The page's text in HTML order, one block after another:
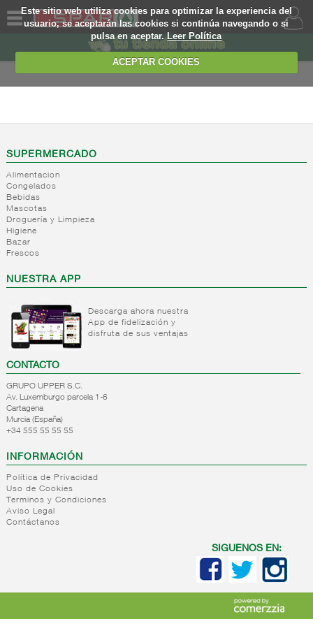
Este sitio web utiliza cookies para optimizar la experiencia del
usuario, se aceptarán las cookies si continúa navegando o si
pulsa en aceptar.Leer Política
ACEPTAR COOKIES
SOMOS
WEB
EJEMPLO
lacteos
(ambiente)
Yogures
(ambiente)
Yogures
Yogures
Yogur
bifidus
salud
Postres
refrigerados
Postres
Leche
Leche
Bebida
refrigerada
cafe
+
Bebida
refrigerada
cafe
Bebidas
refrigeradas
otras
Natas
Natas
Mantequillas
+
Mantequillas
Internacional
lacteos
Internacional
natas
mantequillas
Internacional
yogur,postre,otros
Margarinas+
Margarinas
Salazones,semi-
conservas
pescado,surimis
+
aceite
Quesos en
nacionales
cuñas
blanda,
piezas
SUPERMERCADO
Alimentacion
Congelados
Bebidas
Mascotas
Droguería y Limpieza
Higiene
Bazar
Frescos
NUESTRA APP
Descarga ahora nuestra
App de fidelización y
disfruta de sus ventajas
CONTACTO
GRUPO UPPER S.C.
Av. Luxemburgo parcela 1-6
Cartagena
Murcia (España)
+34 555 55 55 55
INFORMACIÓN
Política de Privacidad
Uso de Cookies
Terminos y Condiciones
Aviso Legal
Contáctanos
SIGUENOS EN: